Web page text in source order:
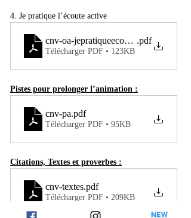
4. Je pratique l’écoute active
cnv-oa-jepratiqueecouteactive
.pdf
Télécharger PDF • 123KB
Pistes pour prolonger l’animation :
cnv-pa.pdf
Télécharger PDF • 95KB
Citations, Textes et proverbes :
cnv-textes.pdf
Télécharger PDF • 209KB